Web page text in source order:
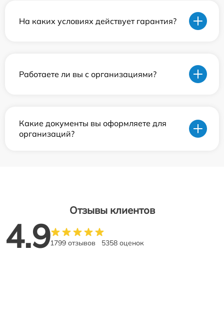
На каких условиях действует гарантия?
Работаете ли вы с организациями?
Какие документы вы оформляете для
организаций?
Отзывы клиентов
4.91799 отзывов 5358 оценок